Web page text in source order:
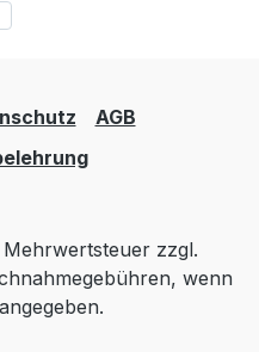
AGB
zzgl.
wenn